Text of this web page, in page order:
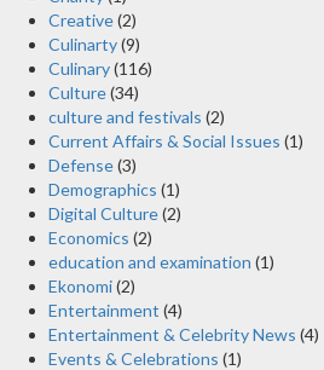
Creative(2)
Culinarty(9)
Culinary(116)
Culture(34)
culture and festivals (2)
Current Affairs & Social Issues (1)
Defense(3)
Demographics (1)
Digital Culture(2)
Economics (2)
education and examination (1)
Ekonomi(2)
Entertainment (4)
Entertainment & Celebrity News (4)
Events & Celebrations (1)